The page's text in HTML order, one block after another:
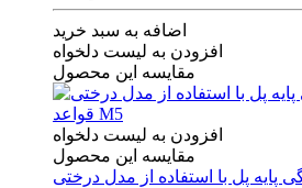
اضافه به سبد خرید
افزودن به لیست دلخواه
مقایسه این محصول
افزودن به لیست دلخواه
مقایسه این محصول
پل با استفاده از مدل درختی